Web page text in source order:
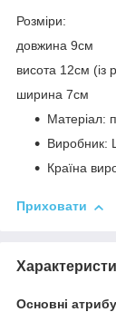
Розміри:
довжина 9см
висота 12см (із
ширина 7см
Матеріал:
Виробник:
Країна
Приховати
Основні